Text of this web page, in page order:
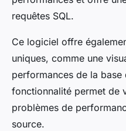
requêtes SQL.
Ce logiciel offre
uniques, comme une
performances de la base
fonctionnalité permet de
problèmes de
source.